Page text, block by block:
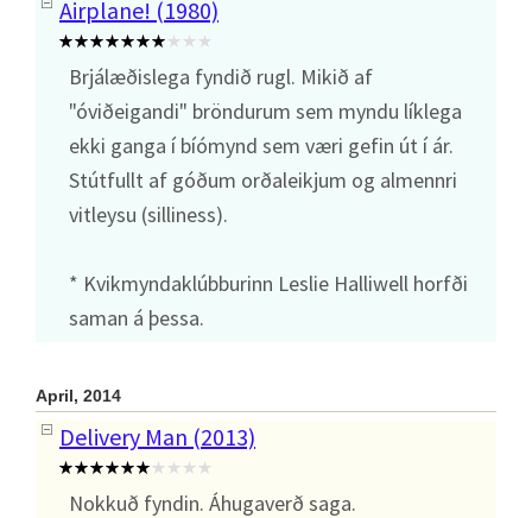
Airplane! (1980)
Brjálæðislega fyndið rugl. Mikið af
"óviðeigandi" bröndurum sem myndu líklega
ekki ganga í bíómynd sem væri gefin út í ár.
Stútfullt af góðum orðaleikjum og almennri
vitleysu (silliness).
* Kvikmyndaklúbburinn Leslie Halliwell horfði
saman á þessa.
April, 2014
Delivery Man (2013)
Nokkuð fyndin. Áhugaverð saga.